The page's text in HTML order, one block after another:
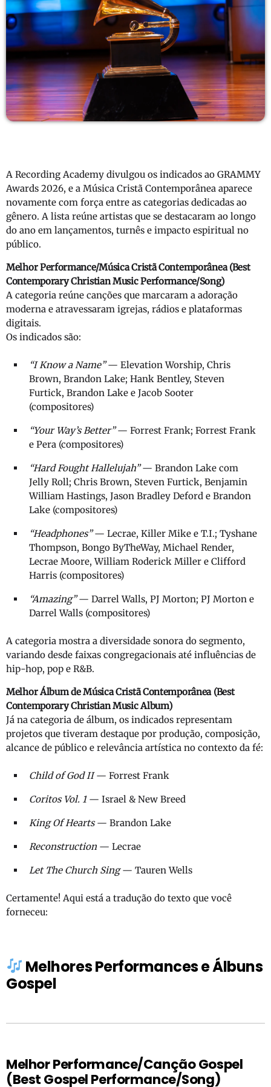
A Recording Academy divulgou os indicados ao GRAMMY
Awards 2026, e a Música Cristã Contemporânea aparece
novamente com força entre as categorias dedicadas ao
gênero. A lista reúne artistas que se destacaram ao longo
do ano em lançamentos, turnês e impacto espiritual no
público.
Melhor Performance/Música Cristã Contemporânea (Best
Contemporary Christian Music Performance/Song)
A categoria reúne canções que marcaram a adoração
moderna e atravessaram igrejas, rádios e plataformas
digitais.
Os indicados são:
“I Know a Name”— Elevation Worship, Chris
Brown, Brandon Lake; Hank Bentley, Steven
Furtick, Brandon Lake e Jacob Sooter
(compositores)
“Your Way’s Better”— Forrest Frank; Forrest Frank
e Pera (compositores)
“Hard Fought Hallelujah”— Brandon Lake com
Jelly Roll; Chris Brown, Steven Furtick, Benjamin
William Hastings, Jason Bradley Deford e Brandon
Lake (compositores)
“Headphones”— Lecrae, Killer Mike e T.I.; Tyshane
Thompson, Bongo ByTheWay, Michael Render,
Lecrae Moore, William Roderick Miller e Clifford
Harris (compositores)
“Amazing”— Darrel Walls, PJ Morton; PJ Morton e
Darrel Walls (compositores)
A categoria mostra a diversidade sonora do segmento,
variando desde faixas congregacionais até influências de
hip-hop, pop e R&B.
Melhor Álbum de Música Cristã Contemporânea (Best
Contemporary Christian Music Album)
Já na categoria de álbum, os indicados representam
projetos que tiveram destaque por produção, composição,
alcance de público e relevância artística no contexto da fé:
Child of God II— Forrest Frank
Coritos Vol. 1— Israel & New Breed
King Of Hearts— Brandon Lake
Reconstruction — Lecrae
Let The Church Sing— Tauren Wells
Certamente! Aqui está a tradução do texto que você
forneceu:
Melhores Performances e Álbuns
Gospel
Melhor Performance/Canção Gospel
(Best Gospel Performance/Song)